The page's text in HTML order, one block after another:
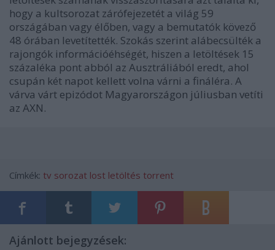
hogy a kultsorozat zárófejezetét a világ 59
országában vagy élőben, vagy a bemutatók kövező
48 órában levetítették. Szokás szerint alábecsülték a
rajongók információéhségét, hiszen a letöltések 15
százaléka pont abból az Ausztráliából eredt, ahol
csupán két napot kellett volna várni a fináléra. A
várva várt epizódot Magyarországon júliusban vetíti
az AXN.
Címkék: tv sorozat lost letöltés torrent
Ajánlott bejegyzések: